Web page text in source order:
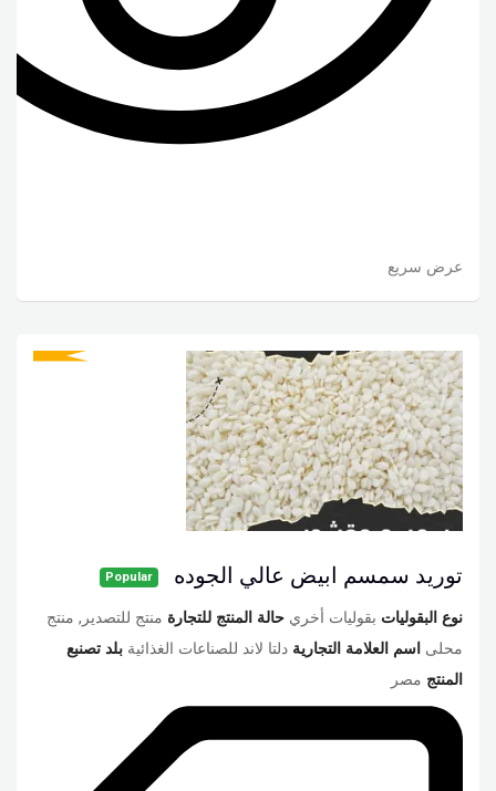
عرض سريع
توريد سمسم ابيض عالي الجوده Popular
نوع البقوليات بقوليات أخري حالة المنتج للتجارة منتج للتصدير, منتج
محلى اسم العلامة التجارية دلتا لاند للصناعات الغذائية بلد تصنبع
المنتج مصر